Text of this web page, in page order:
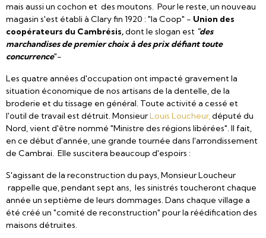
mais aussi un cochon et des moutons. Pour le reste, un nouveau
magasin s'est établi à Clary fin 1920 : "la Coop" - Union des
coopérateurs du Cambrésis,dont le slogan est "des
marchandises de premier choix à des prix défiant toute
concurrence"-
Les quatre années d'occupation ont impacté gravement la
situation économique de nos artisans de la dentelle, de la
broderie et du tissage en général. Toute activité a cessé et
l'outil de travail est détruit. MonsieurLouis Loucheur,député du
Nord, vient d'être nommé "Ministre des régions libérées". Il fait,
en ce début d'année, une grande tournée dans l'arrondissement
de Cambrai. Elle suscitera beaucoup d'espoirs :
S'agissant de la reconstruction du pays, Monsieur Loucheur
rappelle que, pendant sept ans, les sinistrés toucheront chaque
année un septième de leurs dommages. Dans chaque village a
été créé un "comité de reconstruction" pour la réédification des
maisons détruites.